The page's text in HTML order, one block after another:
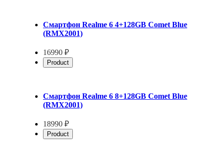
Смартфон Realme 6 4+128GB Comet Blue
(RMX2001)
16990 ₽
Product
Смартфон Realme 6 8+128GB Comet Blue
(RMX2001)
18990 ₽
Product